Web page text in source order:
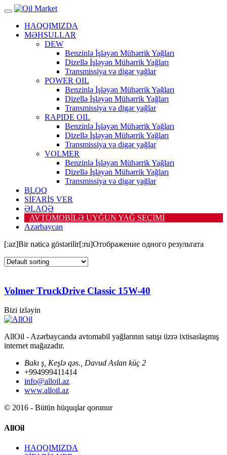
HAQQIMIZDA
MƏHSULLAR
DEW
Benzinlə İşləyən Mühərrik Yağları
Dizellə İşləyən Mühərrik Yağları
Transmissiya və digər yağlar
POWER OIL
Benzinlə İşləyən Mühərrik Yağları
Dizellə İşləyən Mühərrik Yağları
Transmissiya və digər yağlar
RAPIDE OIL
Benzinlə İşləyən Mühərrik Yağları
Dizellə İşləyən Mühərrik Yağları
Transmissiya və digər yağlar
VOLMER
Benzinlə İşləyən Mühərrik Yağları
Dizellə İşləyən Mühərrik Yağları
Transmissiya və digər yağlar
BLOQ
SİFARİŞ VER
ƏLAQƏ
AVTOMOBİLƏ UYĞUN YAĞ SEÇİMİ
Azərbaycan
[:az]Bir nəticə göstərilir[:ru]Отображение одного результата
Volmer TruckDrive Classic 15W-40
Bizi izləyin
AllOil - Azərbaycanda avtomabil yağlarının satışı üzrə ixtisaslaşmış
internet mağazadır.
Bakı ş, Keşlə qəs., Davud Aslan küç 2
+994999411414
info@alloil.az
www.alloil.az
© 2016 - Bütün hüquqlar qorunur
AllOil
HAQQIMIZDA